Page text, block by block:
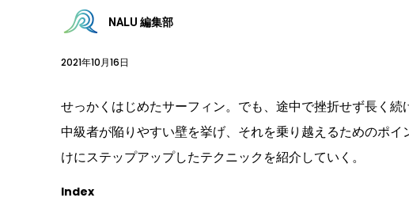
NALU 編集部
2021年10月16日
せっかくはじめたサーフィン。でも、途中で挫折せず長く
中級者が陥りやすい壁を挙げ、それを乗り越えるためのポ
けにステップアップしたテクニックを紹介していく。
Index